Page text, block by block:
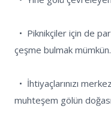
çeşme bulmak mümkün.
muhteşem gölün